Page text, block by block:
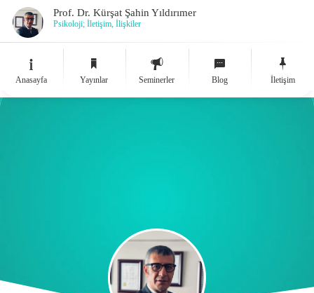
Prof. Dr. Kürşat Şahin Yıldırımer
Psikoloji; İletişim, İlişkiler
Anasayfa Yayınlar Seminerler Blog İletişim